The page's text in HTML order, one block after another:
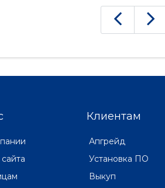
использовать все
Клиентам
Апгрейд
Установка ПО
Выкуп